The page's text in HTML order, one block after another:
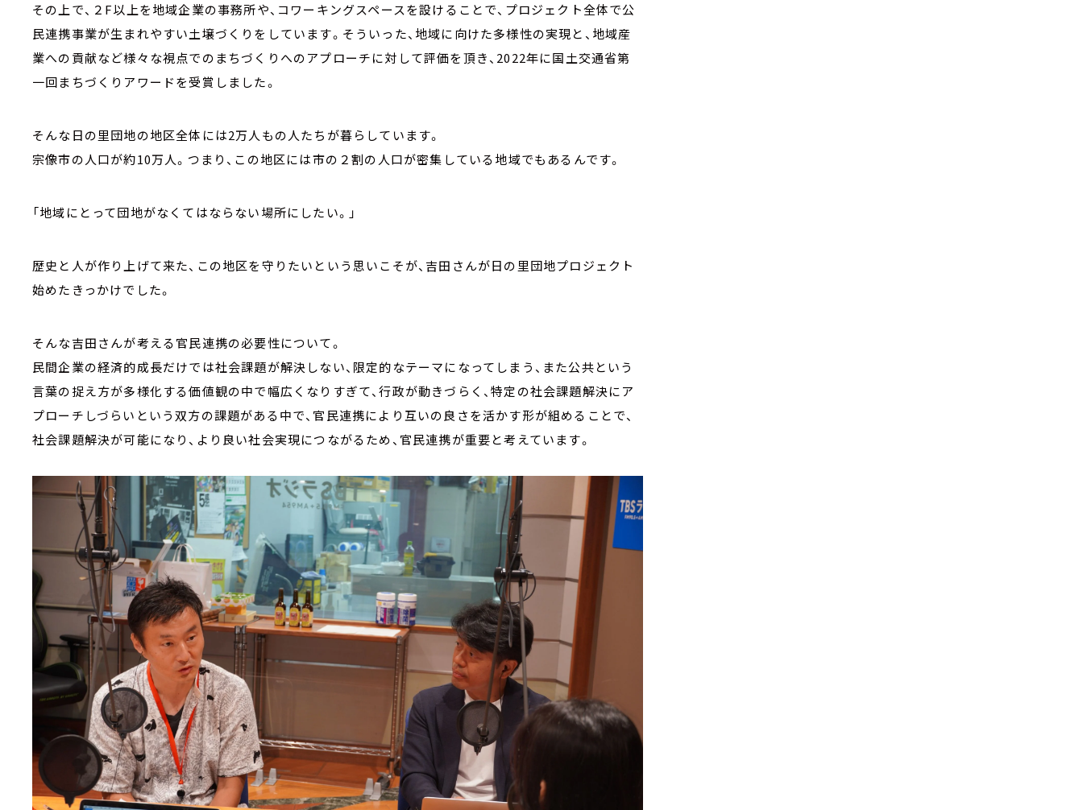
その上で、２F以上を地域企業の事務所や、コワーキングスペースを設けることで、プロジェクト全体で公
民連携事業が生まれやすい土壌づくりをしています。そういった、地域に向けた多様性の実現と、地域産
業への貢献など様々な視点でのまちづくりへのアプローチに対して評価を頂き、2022年に国土交通省第
一回まちづくりアワードを受賞しました。
そんな日の里団地の地区全体には2万人もの人たちが暮らしています。
宗像市の人口が約10万人。つまり、この地区には市の２割の人口が密集している地域でもあるんです。
「地域にとって団地がなくてはならない場所にしたい。」
歴史と人が作り上げて来た、この地区を守りたいという思いこそが、吉田さんが日の里団地プロジェクト
始めたきっかけでした。
そんな吉田さんが考える官民連携の必要性について。
民間企業の経済的成長だけでは社会課題が解決しない、限定的なテーマになってしまう、また公共という
言葉の捉え方が多様化する価値観の中で幅広くなりすぎて、行政が動きづらく、特定の社会課題解決にア
プローチしづらいという双方の課題がある中で、官民連携により互いの良さを活かす形が組めることで、
社会課題解決が可能になり、より良い社会実現につながるため、官民連携が重要と考えています。